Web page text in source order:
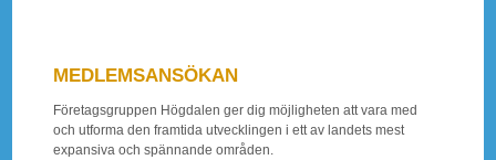
MEDLEMSANSÖKAN
Företagsgruppen Högdalen ger dig möjligheten att vara med
ochutforma den framtida utvecklingen i ett av landets mest
expansiva och spännande områden.